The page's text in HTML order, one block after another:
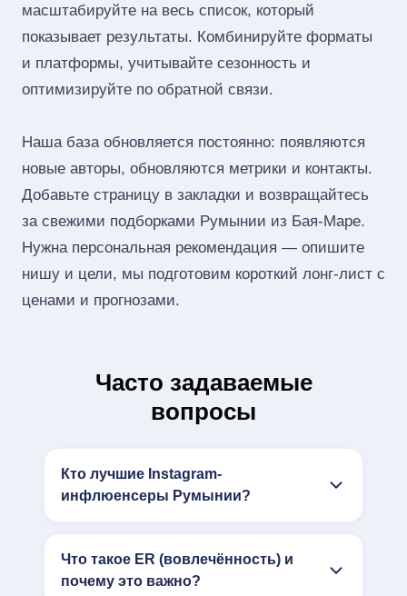
масштабируйте на весь список, который
показывает результаты. Комбинируйте форматы
и платформы, учитывайте сезонность и
оптимизируйте по обратной связи.
Наша база обновляется постоянно: появляются
новые авторы, обновляются метрики и контакты.
Добавьте страницу в закладки и возвращайтесь
за свежими подборками Румынии из Бая-Маре.
Нужна персональная рекомендация — опишите
нишу и цели, мы подготовим короткий лонг‑лист с
ценами и прогнозами.
Часто задаваемые
вопросы
Кто лучшие Instagram-
инфлюенсеры Румынии?
Что такое ER (вовлечённость) и
почему это важно?